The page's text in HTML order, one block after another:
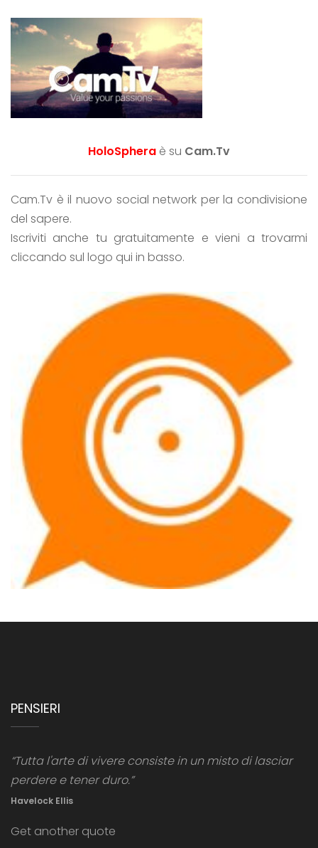
HoloSphera è su Cam.Tv
Cam.Tv è il nuovo social network per la condivisione
del sapere.
Iscriviti anche tu gratuitamente e vieni a trovarmi
cliccando sul logo qui in basso.
PENSIERI
“Tutta l'arte di vivere consiste in un misto di lasciar
perdere e tener duro.”
Havelock Ellis
Get another quote